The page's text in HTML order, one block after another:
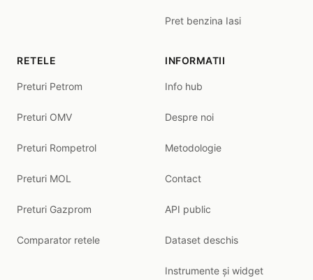
Pret benzina Iasi
RETELE
Preturi Petrom
Preturi OMV
Preturi Rompetrol
Preturi MOL
Preturi Gazprom
Comparator retele
INFORMATII
Info hub
Despre noi
Metodologie
Contact
API public
Dataset deschis
Instrumente și widget